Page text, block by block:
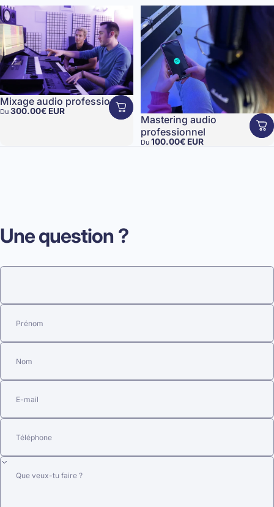
Mixage audio professionnel
Du 300.00€ EUR
Mastering audio
professionnel
Du 100.00€ EUR
Unequestion ?
Prénom
Nom
E-mail
Téléphone
Que veux-tu faire ?